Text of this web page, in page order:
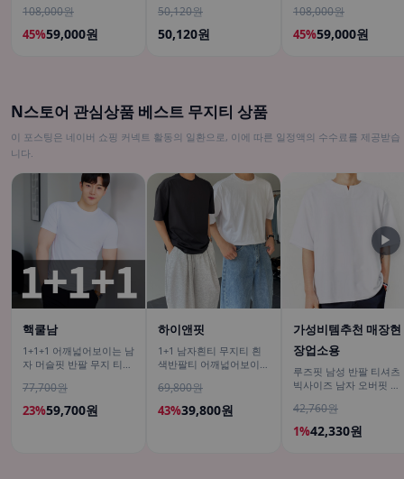
108,000원
45%59,000원
50,120원
50,120원
108,000원
45%59,000원
N스토어 관심상품 베스트 무지티 상품
이 포스팅은 네이버 쇼핑 커넥트 활동의 일환으로, 이에 따른 일정액의 수수료를 제공받습
니다.
핵쿨남
1+1+1 어깨넓어보이는 남
자 머슬핏 반팔 무지 티셔
77,700원
23%59,700원
하이앤핏
1+1 남자흰티 무지티 흰
색반팔티 어깨넓어보이는
69,800원
43%39,800원
가성비템추천 매장현
장업소용
루즈핏 남성 반팔 티셔츠
빅사이즈 남자 오버핏 티
42,760원
1%42,330원
▶